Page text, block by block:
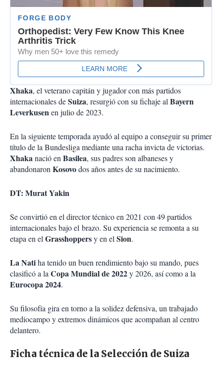
Xhaka, el veterano capitán y jugador con más partidos
internacionales deSuiza, resurgió con su fichaje al Bayern
Leverkusenen julio de 2023.
En la siguiente temporada ayudó al equipo a conseguir su primer
título de la Bundesliga mediante una racha invicta de victorias.
Xhakanació en Basilea, sus padres son albaneses y
abandonaron Kosovodos años antes de su nacimiento.
DT: Murat Yakin
Se convirtió en el director técnico en 2021 con 49 partidos
internacionales bajo el brazo. Su experiencia se remonta a su
etapa en el Grasshoppersy en el Sion.
La Natiha tenido un buen rendimiento bajo su mando, pues
clasificó a la Copa Mundial de 2022y 2026, así como a la
Eurocopa 2024.
Su filosofía gira en torno a la solidez defensiva, un trabajado
mediocampo y extremos dinámicos que acompañan al centro
delantero.
Ficha técnica de la Selección de Suiza